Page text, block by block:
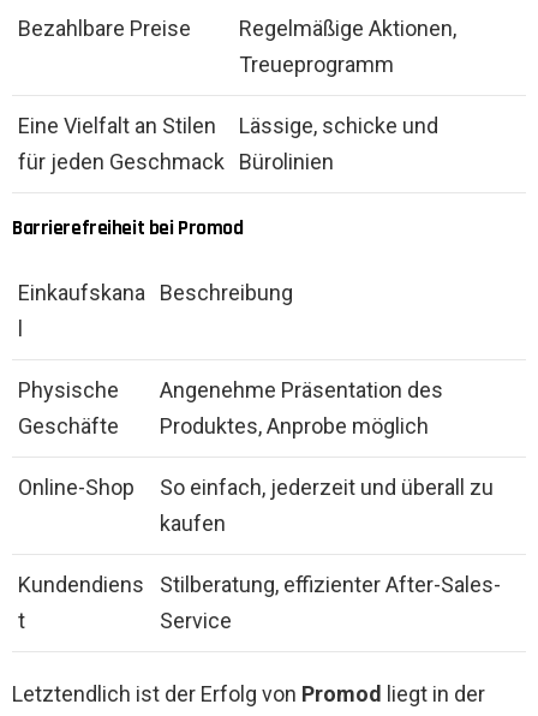
Bezahlbare Preise
Regelmäßige Aktionen,
Treueprogramm
Eine Vielfalt an Stilen
für jeden Geschmack
Lässige, schicke und
Bürolinien
Barrierefreiheit bei Promod
Einkaufskana
Beschreibung
Physische
Geschäfte
Angenehme Präsentation des
Produktes, Anprobe möglich
Online-Shop
So einfach, jederzeit und überall zu
kaufen
Kundendiens
t
Stilberatung, effizienter After-Sales-
Service
Letztendlich ist der Erfolg von Promod liegt in der